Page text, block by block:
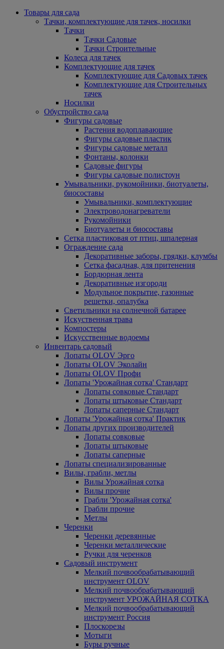
Товары для сада
Тачки, комплектующие для тачек, носилки
Тачки
Тачки Садовые
Тачки Строительные
Колеса для тачек
Комплектующие для тачек
Комплектующие для Садовых тачек
Комплектующие для Строительных
тачек
Носилки
Обустройство сада
Фигуры садовые
Растения водоплавающие
Фигуры садовые пластик
Фигуры садовые металл
Фонтаны, колонки
Садовые фигуры
Фигуры садовые полистоун
Умывальники, рукомойники, биотуалеты,
биосоставы
Умывальники, комплектующие
Электроводонагреватели
Рукомойники
Биотуалеты и биосоставы
Сетка пластиковая от птиц, шпалерная
Ограждение сада
Декоративные заборы, грядки, клумбы
Сетка фасадная, для притенения
Бордюрная лента
Декоративные изгороди
Модульное покрытие, газонные
решетки, опалубка
Светильники на солнечной батарее
Искуственная трава
Компостеры
Искусственные водоемы
Инвентарь садовый
Лопаты OLOV Эрго
Лопаты OLOV Эколайн
Лопаты OLOV Профи
Лопаты 'Урожайная сотка' Стандарт
Лопаты совковые Стандарт
Лопаты штыковые Стандарт
Лопаты саперные Стандарт
Лопаты 'Урожайная сотка' Практик
Лопаты других производителей
Лопаты совковые
Лопаты штыковые
Лопаты саперные
Лопаты специализированные
Вилы, грабли, метлы
Вилы Урожайная сотка
Вилы прочие
Грабли 'Урожайная сотка'
Грабли прочие
Метлы
Черенки
Черенки деревянные
Черенки металлические
Ручки для черенков
Садовый инструмент
Мелкий почвообрабатывающий
инструмент OLOV
Мелкий почвообрабатывающий
инструмент УРОЖАЙНАЯ СОТКА
Мелкий почвообрабатывающий
инструмент Россия
Плоскорезы
Мотыги
Буры ручные